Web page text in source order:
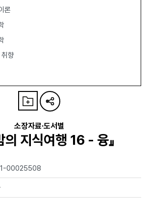
론
향
소장자료·도서별
의 지식여행 16 - 융』
00025508